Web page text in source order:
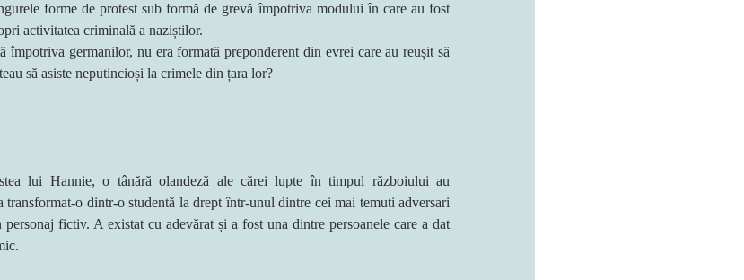
forme de protest sub formă de grevă împotriva modului în care au fost
activitatea criminală a naziștilor.
împotriva germanilor, nu era formată preponderent din evrei care au reușit să
să asiste neputincioși la crimele din țara lor?
lui Hannie, o tânără olandeză ale cărei lupte în timpul războiului au
o dintr-o studentă la drept într-unul dintre cei mai temuti adversari
fictiv. A existat cu adevărat și a fost una dintre persoanele care a dat